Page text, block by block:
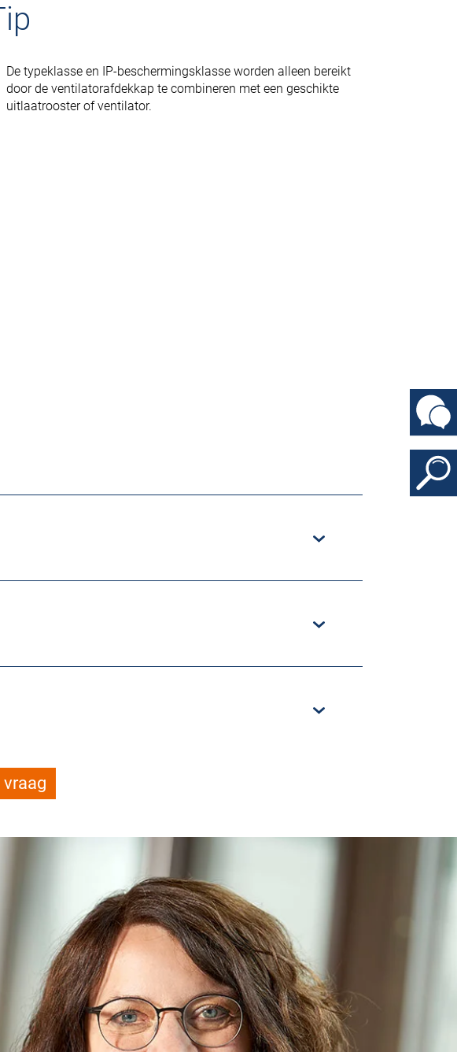
De typeklasse en IP-beschermingsklasse worden alleen bereikt
door de ventilatorafdekkap te combineren met een geschikte
uitlaatrooster of ventilator.